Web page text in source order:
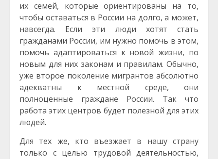
их семей, которые ориентированы на то,
чтобы оставаться в России на долго, а может,
навсегда. Если эти люди хотят стать
гражданами России, им нужно помочь в этом,
помочь адаптироваться к новой жизни, по
новым для них законам и правилам. Обычно,
уже второе поколение мигрантов абсолютно
адекватны к местной среде, они
полноценные граждане России. Так что
работа этих центров будет полезной для этих
людей.
Для тех же, кто въезжает в нашу страну
только с целью трудовой деятельностью,